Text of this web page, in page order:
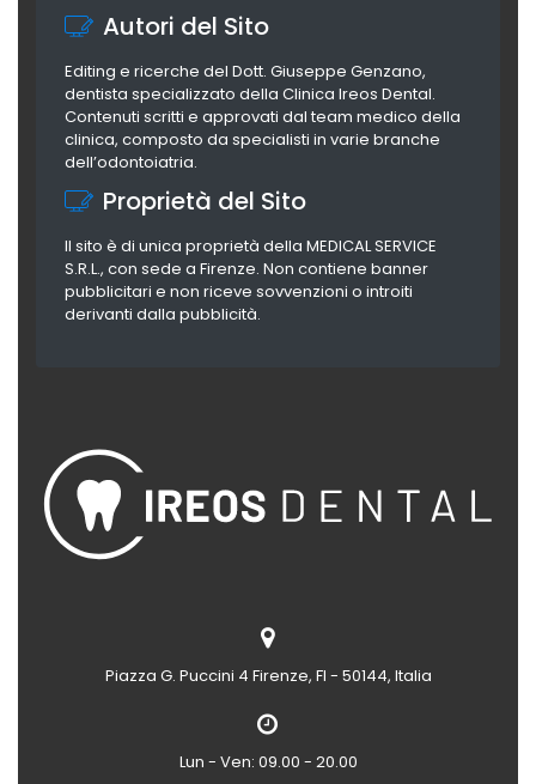
Autori del Sito
Editing e ricerche del Dott. Giuseppe Genzano,
dentista specializzato della Clinica Ireos Dental.
Contenuti scritti e approvati dal team medico della
clinica, composto da specialisti in varie branche
dell’odontoiatria.
Proprietà del Sito
Il sito è di unica proprietà della MEDICAL SERVICE
S.R.L., con sede a Firenze. Non contiene banner
pubblicitari e non riceve sovvenzioni o introiti
derivanti dalla pubblicità.
Piazza G. Puccini 4 Firenze, FI - 50144, Italia
Lun - Ven: 09.00 - 20.00